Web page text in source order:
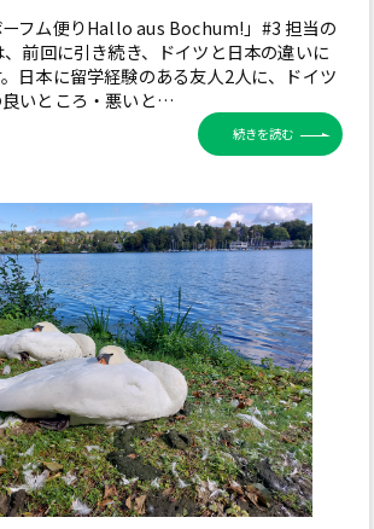
フム便りHallo aus Bochum!」#3 担当の
前回に引き続き、ドイツと日本の違いに
日本に留学経験のある友人2人に、ドイツ
いところ・悪いと…
続きを読む